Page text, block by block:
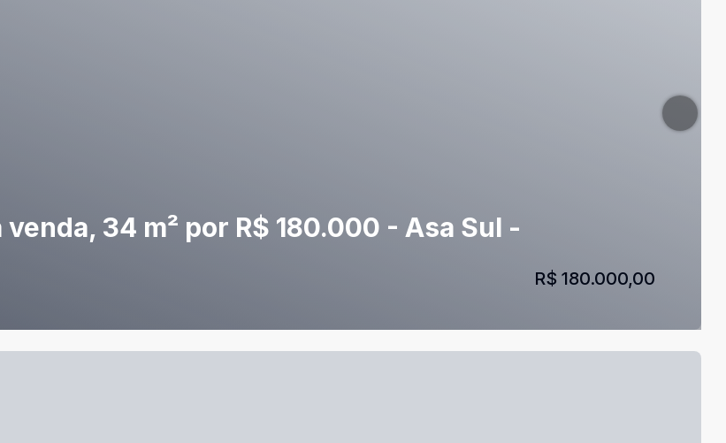
venda, 34 m² por R$ 180.000 - Asa Sul -
R$ 180.000,00